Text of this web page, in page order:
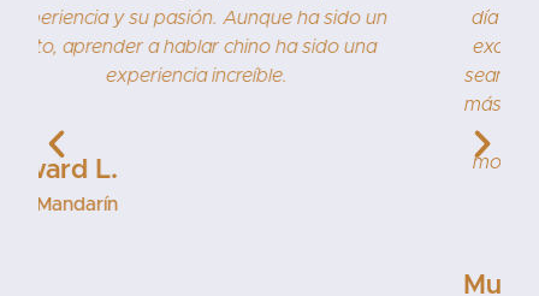
día pensaría en chino! Dandan es un profesor
excelente y paciente, que hace que las clases
sean divertidas y nos empuja a hacer cada vez
más cosas. Recomiendo encarecidamente este
motivados. Aprender chino es más fácil de lo